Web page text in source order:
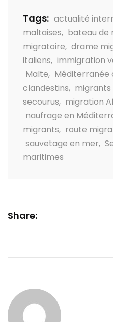
Tags: actualité
maltaises, bateau de
migratoire, drame
italiens, immigration
Malte, Méditerranée
clandestins, migrants
secourus, migration
naufrage en
migrants, route
sauvetage en mer,
maritimes
Share: